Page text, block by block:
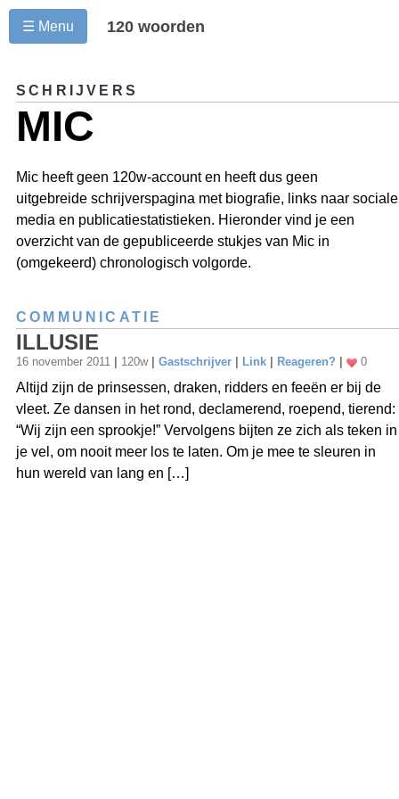
☰ Menu 120 woorden
SCHRIJVERS
MIC
Mic heeft geen 120w-account en heeft dus geen
uitgebreide schrijverspagina met biografie, links naar sociale
media en publicatiestatistieken. Hieronder vind je een
overzicht van de gepubliceerde stukjes van Mic in
(omgekeerd) chronologisch volgorde.
COMMUNICATIE
ILLUSIE
16 november 2011 120w Gastschrijver Link Reageren? 0
Altijd zijn de prinsessen, draken, ridders en feeën er bij de
vleet. Ze dansen in het rond, declamerend, roepend, tierend:
“Wij zijn een sprookje!” Vervolgens bijten ze zich als teken in
je vel, om nooit meer los te laten. Om je mee te sleuren in
hun wereld van lang en […]